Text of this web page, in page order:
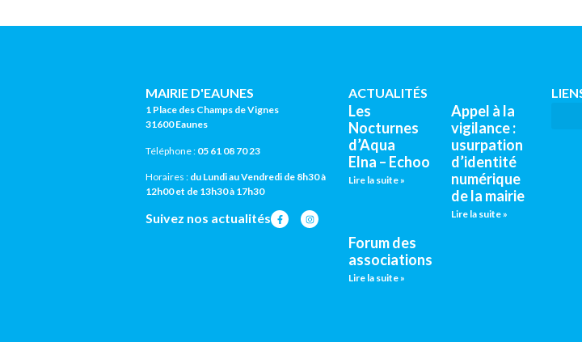
MAIRIE D'EAUNES
1 Place des Champs de Vignes
31600 Eaunes
Téléphone : 05 61 08 70 23
Horaires : du Lundi au Vendredi de 8h30 à
12h00 et de 13h30 à 17h30
Suivez nos actualités
ACTUALITÉS
Les
Nocturnes
d’Aqua
Elna – Echoo
Lire la suite »
Appel à la
vigilance :
usurpation
d’identité
numérique
de la mairie
Lire la suite »
Forum des
associations
Lire la suite »